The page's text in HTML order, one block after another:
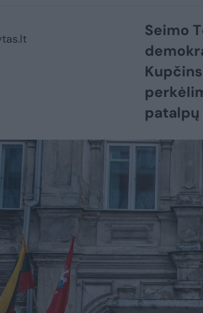
Seimo
patalpų